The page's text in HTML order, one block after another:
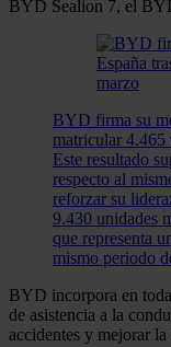
BYD Sealion 7, el
BYD firma su
matricular 4.465
Este resultado
respecto al
reforzar su
9.430 unidades
que representa
mismo periodo
BYD incorpora en
de asistencia a la
accidentes y mejorar